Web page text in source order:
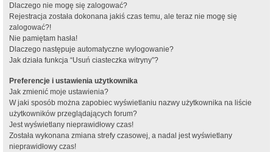
Dlaczego nie mogę się zalogować?
Rejestracja została dokonana jakiś czas temu, ale teraz nie mogę się
zalogować?!
Nie pamiętam hasła!
Dlaczego następuje automatyczne wylogowanie?
Jak działa funkcja “Usuń ciasteczka witryny”?
Preferencje i ustawienia użytkownika
Jak zmienić moje ustawienia?
W jaki sposób można zapobiec wyświetlaniu nazwy użytkownika na liście
użytkowników przeglądających forum?
Jest wyświetlany nieprawidłowy czas!
Została wykonana zmiana strefy czasowej, a nadal jest wyświetlany
nieprawidłowy czas!